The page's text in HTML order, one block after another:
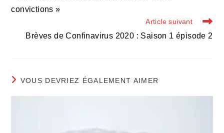
convictions »
Article suivant
Brèves de Confinavirus 2020 : Saison 1 épisode 2
VOUS DEVRIEZ ÉGALEMENT AIMER